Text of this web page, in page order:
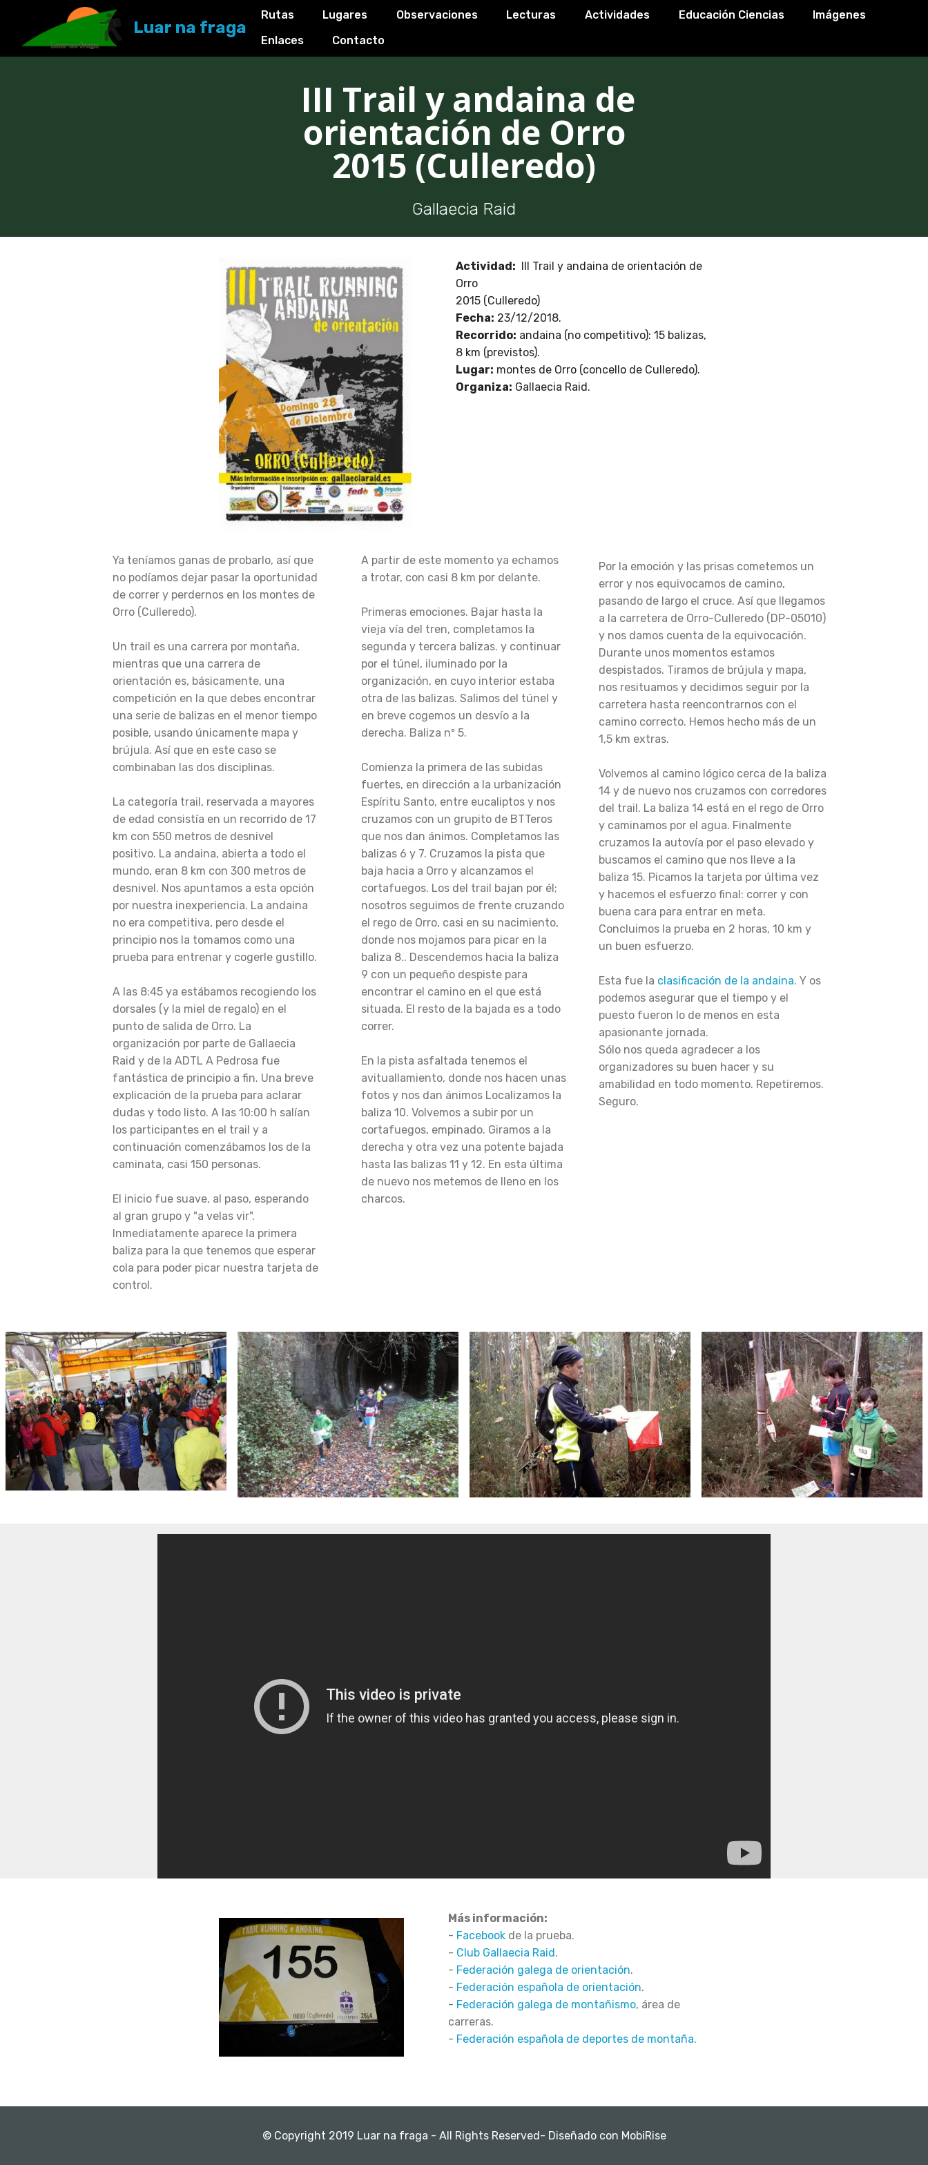
Luar na fraga
Rutas Lugares Observaciones Lecturas Actividades Educación Ciencias
Imágenes
Enlaces
Contacto
III Trail y andaina de
orientación de Orro
2015 (Culleredo)
Gallaecia Raid
Actividad: III Trail y andaina de orientación de
Orro
2015 (Culleredo)
Fecha: 23/12/2018.
Recorrido: andaina (no competitivo): 15 balizas,
8 km (previstos).
Lugar: montes de Orro (concello de Culleredo).
Organiza: Gallaecia Raid.
Ya teníamos ganas de probarlo, así que
no podíamos dejar pasar la oportunidad
de correr y perdernos en los montes de
Orro (Culleredo).
Un trail es una carrera por montaña,
mientras que una carrera de
orientación es, básicamente, una
competición en la que debes encontrar
una serie de balizas en el menor tiempo
posible, usando únicamente mapa y
brújula. Así que en este caso se
combinaban las dos disciplinas.
La categoría trail, reservada a mayores
de edad consistía en un recorrido de 17
km con 550 metros de desnivel
positivo. La andaina, abierta a todo el
mundo, eran 8 km con 300 metros de
desnivel. Nos apuntamos a esta opción
por nuestra inexperiencia. La andaina
no era competitiva, pero desde el
principio nos la tomamos como una
prueba para entrenar y cogerle gustillo.
A las 8:45 ya estábamos recogiendo los
dorsales (y la miel de regalo) en el
punto de salida de Orro. La
organización por parte de Gallaecia
Raid y de la ADTL A Pedrosa fue
fantástica de principio a fin. Una breve
explicación de la prueba para aclarar
dudas y todo listo. A las 10:00 h salían
los participantes en el trail y a
continuación comenzábamos los de la
caminata, casi 150 personas.
El inicio fue suave, al paso, esperando
al gran grupo y "a velas vir".
Inmediatamente aparece la primera
baliza para la que tenemos que esperar
cola para poder picar nuestra tarjeta de
control.
A partir de este momento ya echamos
a trotar, con casi 8 km por delante.
Primeras emociones. Bajar hasta la
vieja vía del tren, completamos la
segunda y tercera balizas. y continuar
por el túnel, iluminado por la
organización, en cuyo interior estaba
otra de las balizas. Salimos del túnel y
en breve cogemos un desvío a la
derecha. Baliza nº 5.
Comienza la primera de las subidas
fuertes, en dirección a la urbanización
Espíritu Santo, entre eucaliptos y nos
cruzamos con un grupito de BTTeros
que nos dan ánimos. Completamos las
balizas 6 y 7. Cruzamos la pista que
baja hacia a Orro y alcanzamos el
cortafuegos. Los del trail bajan por él;
nosotros seguimos de frente cruzando
el rego de Orro, casi en su nacimiento,
donde nos mojamos para picar en la
baliza 8.. Descendemos hacia la baliza
9 con un pequeño despiste para
encontrar el camino en el que está
situada. El resto de la bajada es a todo
correr.
En la pista asfaltada tenemos el
avituallamiento, donde nos hacen unas
fotos y nos dan ánimos Localizamos la
baliza 10. Volvemos a subir por un
cortafuegos, empinado. Giramos a la
derecha y otra vez una potente bajada
hasta las balizas 11 y 12. En esta última
de nuevo nos metemos de lleno en los
charcos.
Por la emoción y las prisas cometemos un
error y nos equivocamos de camino,
pasando de largo el cruce. Así que llegamos
a la carretera de Orro-Culleredo (DP-05010)
y nos damos cuenta de la equivocación.
Durante unos momentos estamos
despistados. Tiramos de brújula y mapa,
nos resituamos y decidimos seguir por la
carretera hasta reencontrarnos con el
camino correcto. Hemos hecho más de un
1,5 km extras.
Volvemos al camino lógico cerca de la baliza
14 y de nuevo nos cruzamos con corredores
del trail. La baliza 14 está en el rego de Orro
y caminamos por el agua. Finalmente
cruzamos la autovía por el paso elevado y
buscamos el camino que nos lleve a la
baliza 15. Picamos la tarjeta por última vez
y hacemos el esfuerzo final: correr y con
buena cara para entrar en meta.
Concluimos la prueba en 2 horas, 10 km y
un buen esfuerzo.
Esta fue la clasificación de la andaina. Y os
podemos asegurar que el tiempo y el
puesto fueron lo de menos en esta
apasionante jornada.
Sólo nos queda agradecer a los
organizadores su buen hacer y su
amabilidad en todo momento. Repetiremos.
Seguro.
Más información:
- Facebook de la prueba.
- Club Gallaecia Raid .
- Federación galega de orientación.
- Federación española de orientación.
- Federación galega de montañismo, área de
carreras.
- Federación española de deportes de montaña.
© Copyright 2019 Luar na fraga - All Rights Reserved- Diseñado con MobiRise